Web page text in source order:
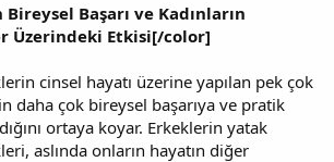
Başarı ve Kadınların
Üzerindeki Etkisi[/color]
cinsel hayatı üzerine yapılan pek çok
daha çok bireysel başarıya ve pratik
ortaya koyar. Erkeklerin yatak
aslında onların hayatın diğer